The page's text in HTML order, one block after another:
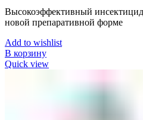
Высокоэффективный инсектицид
новой препаративной форме
Add to wishlist
В корзину
Quick view